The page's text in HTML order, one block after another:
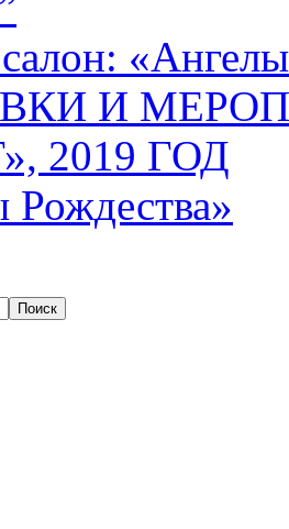
И
2019 ГОД
Рождества»
Поиск